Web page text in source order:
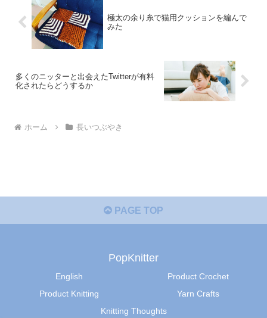
極太の余り糸で猫用クッションを編んで
みた
多くのニッターと出会えたTwitterが有料
化されたらどうするか
ホーム 長いつぶやき
PAGE TOP
PopKnitter
English
Product Crochet
Product Knitting
Yarn Crafts
Knitting Thoughts